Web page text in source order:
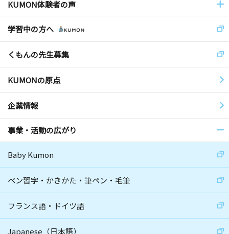
KUMON体験者の声
学習中の方へ
くもんの先生募集
KUMONの原点
企業情報
事業・活動の広がり
Baby Kumon
ペン習字・かきかた・筆ペン・毛筆
フランス語・ドイツ語
Japanese（日本語）